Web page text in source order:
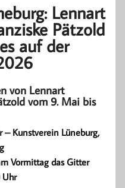
Lennart
Pätzold
auf der
von Lennart
vom 9. Mai bis
– Kunstverein Lüneburg,
Vormittag das Gitter
Uhr